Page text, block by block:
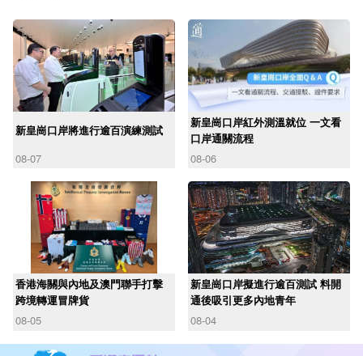
新皇崗口岸將進行逾百演練測試
08-07
新皇崗口岸紅外測溫就位 一文看
口岸通關流程
08-06
香港海關與內地及澳門聯手打擊
跨境轉運冒牌貨
08-05
新皇崗口岸擬進行逾百測試 料開
通後吸引更多內地青年
08-04